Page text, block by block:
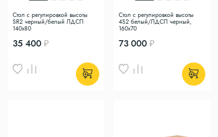
35 400
Стол с регулировкой высоты
SR2 черный/белый ЛДСП
140х80
73 000
Стол с регулировкой высоты
4S2 белый/ЛДСП черный,
160x70